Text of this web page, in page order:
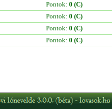
Pontok: 0 (C)
Pontok: 0 (C)
Pontok: 0 (C)
Pontok: 0 (C)